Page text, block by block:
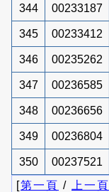
344 00233187
345 00233412
346 00235262
347 00236585
348 00236656
349 00236804
350 00237521
[第一頁 / 上一頁